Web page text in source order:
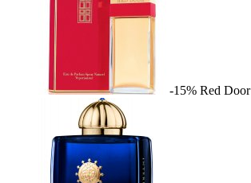
-15% Red Door